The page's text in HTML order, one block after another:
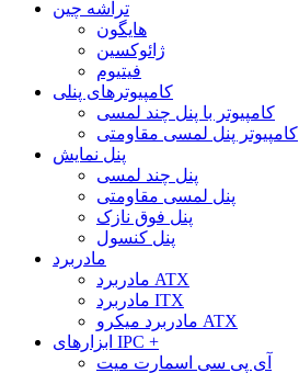
تراشه چین
هایگون
ژائوکسین
فیتیوم
کامپیوترهای پنلی
کامپیوتر با پنل چند لمسی
کامپیوتر پنل لمسی مقاومتی
پنل نمایش
پنل چند لمسی
پنل لمسی مقاومتی
پنل فوق نازک
پنل کنسول
مادربرد
مادربرد ATX
مادربرد ITX
مادربرد میکرو ATX
ابزارهای IPC +
آی پی سی اسمارت میت